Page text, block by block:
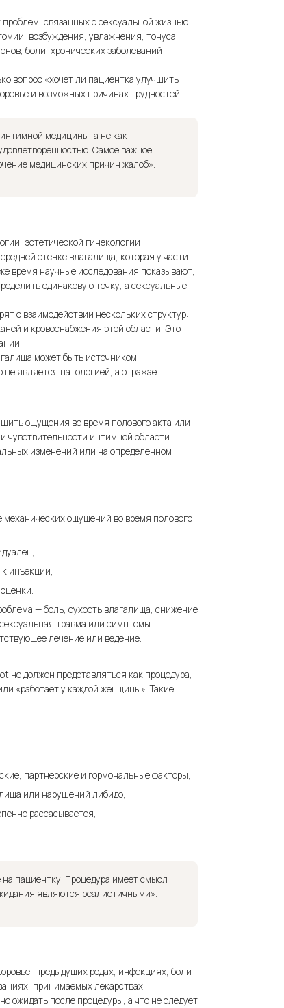
связанных с сексуальной жизнью.
возбуждения, увлажнения, тонуса
боли, хронических заболеваний
вопрос «хочет ли пациентка улучшить
и возможных причинах трудностей.
медицины, а не как
Самое важное
медицинских причин жалоб».
эстетической гинекологии
стенке влагалища, которая у части
время научные исследования показывают,
одинаковую точку, а сексуальные
о взаимодействии нескольких структур:
и кровоснабжения этой области. Это
может быть источником
не является патологией, а отражает
ощущения во время полового акта или
чувствительности интимной области.
изменений или на определенном
ощущений во время полового
инъекции,
— боль, сухость влагалища, снижение
травма или симптомы
лечение или ведение.
не должен представляться как процедура,
«работает у каждой женщины». Такие
партнерские и гормональные факторы,
или нарушений либидо,
рассасывается,
пациентку. Процедура имеет смысл
являются реалистичными».
предыдущих родах, инфекциях, боли
принимаемых лекарствах
ожидать после процедуры, а что не следует